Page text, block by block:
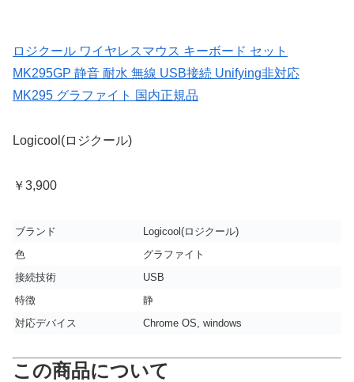
ロジクール ワイヤレスマウス キーボード セット
MK295GP 静音 耐水 無線 USB接続 Unifying非対応
MK295 グラファイト 国内正規品
Logicool(ロジクール)
￥3,900
ブランド
Logicool(ロジクール)
色
グラファイト
接続技術
USB
特徴
静
対応デバイス
Chrome OS, windows
この商品について